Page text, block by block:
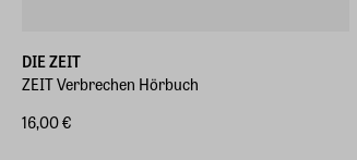
DIE ZEIT
ZEIT Verbrechen Hörbuch
16,00 €